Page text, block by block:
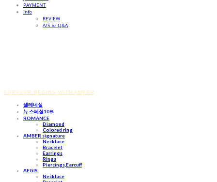
PAYMENT
Info
REVIEW
A/S 와 Q&A
FOREVER BEGINS WITH AMBER
셀레네실
뉴 스페셜10%
ROMANCE
Diamond
Colored ring
AMBER signature
Necklace
Bracelet
Earrings
Rings
Piercings,Earcuff
AEGIS
Necklace